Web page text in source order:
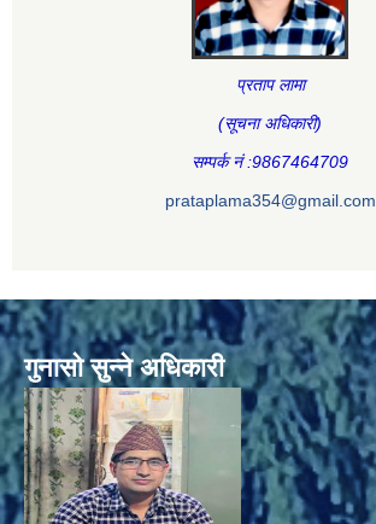
प्रताप लामा
(सूचना अधिकारी)
सम्पर्क नं :9867464709
prataplama354@gmail.com
गुनासो सुन्ने अधिकारी